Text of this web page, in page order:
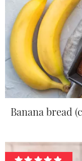
Banana bread